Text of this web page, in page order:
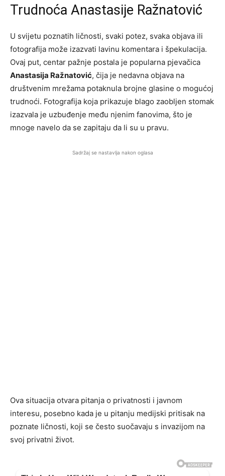
Trudnoća Anastasije Ražnatović
U svijetu poznatih ličnosti, svaki potez, svaka objava ili
fotografija može izazvati lavinu komentara i špekulacija.
Ovaj put, centar pažnje postala je popularna pjevačica
Anastasija Ražnatović, čija je nedavna objava na
društvenim mrežama potaknula brojne glasine o mogućoj
trudnoći. Fotografija koja prikazuje blago zaobljen stomak
izazvala je uzbuđenje među njenim fanovima, što je
mnoge navelo da se zapitaju da li su u pravu.
Sadržaj se nastavlja nakon oglasa
Ova situacija otvara pitanja o privatnosti i javnom
interesu, posebno kada je u pitanju medijski pritisak na
poznate ličnosti, koji se često suočavaju s invazijom na
svoj privatni život.